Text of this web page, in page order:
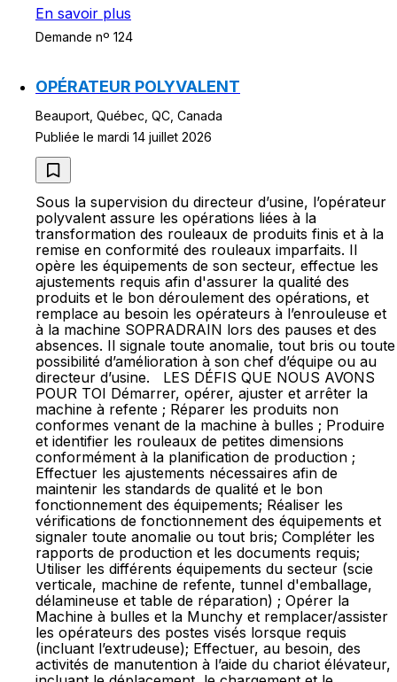
En savoir plus
Demande nº 124
OPÉRATEUR POLYVALENT
Beauport, Québec, QC, Canada
Publiée le mardi 14 juillet 2026
Sous la supervision du directeur d’usine, l’opérateur
polyvalent assure les opérations liées à la
transformation des rouleaux de produits finis et à la
remise en conformité des rouleaux imparfaits. Il
opère les équipements de son secteur, effectue les
ajustements requis afin d'assurer la qualité des
produits et le bon déroulement des opérations, et
remplace au besoin les opérateurs à l’enrouleuse et
à la machine SOPRADRAIN lors des pauses et des
absences. Il signale toute anomalie, tout bris ou toute
possibilité d’amélioration à son chef d’équipe ou au
directeur d’usine. LES DÉFIS QUE NOUS AVONS
POUR TOI Démarrer, opérer, ajuster et arrêter la
machine à refente ; Réparer les produits non
conformes venant de la machine à bulles ; Produire
et identifier les rouleaux de petites dimensions
conformément à la planification de production ;
Effectuer les ajustements nécessaires afin de
maintenir les standards de qualité et le bon
fonctionnement des équipements; Réaliser les
vérifications de fonctionnement des équipements et
signaler toute anomalie ou tout bris; Compléter les
rapports de production et les documents requis;
Utiliser les différents équipements du secteur (scie
verticale, machine de refente, tunnel d'emballage,
délamineuse et table de réparation) ; Opérer la
Machine à bulles et la Munchy et remplacer/assister
les opérateurs des postes visés lorsque requis
(incluant l’extrudeuse); Effectuer, au besoin, des
activités de manutention à l’aide du chariot élévateur,